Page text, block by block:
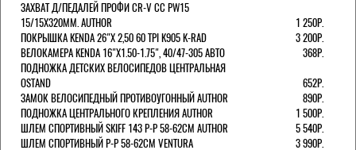
ЗАХВАТ Д/ПЕДАЛЕЙ ПРОФИ CR-V CC PW15
15/15X320ММ. AUTHOR
1 250Р.
ПОКРЫШКА KENDA 26"Х 2,50 60 TPI K905 K-RAD
3 200Р.
ВЕЛОКАМЕРА KENDA 16"Х1.50-1.75", 40/47-305 АВТО
368Р.
ПОДНОЖКА ДЕТСКИХ ВЕЛОСИПЕДОВ ЦЕНТРАЛЬНАЯ
OSTAND
652Р.
ЗАМОК ВЕЛОСИПЕДНЫЙ ПРОТИВОУГОННЫЙ AUTHOR
890Р.
ПОДНОЖКА ЦЕНТРАЛЬНОГО КРЕПЛЕНИЯ AUTHOR
1 500Р.
ШЛЕМ СПОРТИВНЫЙ SKIFF 143 Р-Р 58-62СМ AUTHOR
5 540Р.
ШЛЕМ СПОРТИВНЫЙ Р-Р 58-62СМ VENTURA
3 990Р.